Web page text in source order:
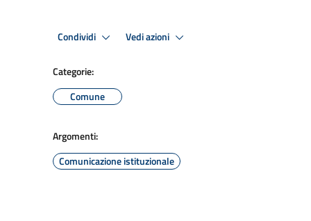
Condividi Vedi azioni
Categorie:
Comune
Argomenti:
Comunicazione istituzionale